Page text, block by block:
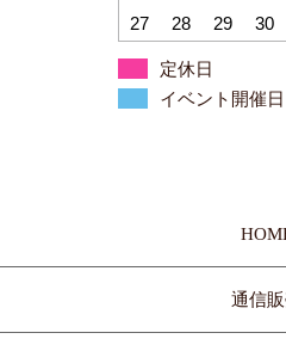
27
28 29 30
定休日
イベント開催日
通信